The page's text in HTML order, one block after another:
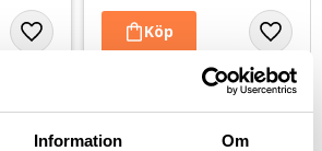
Information Om
köpte även